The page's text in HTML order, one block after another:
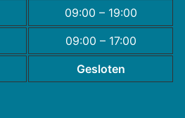
09:00 – 19:00
09:00 – 17:00
Gesloten